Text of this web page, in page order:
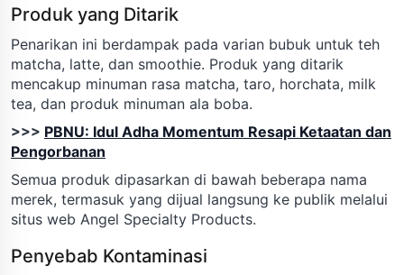
Produk yang Ditarik
Penarikan ini berdampak pada varian bubuk untuk teh
matcha, latte, dan smoothie. Produk yang ditarik
mencakup minuman rasa matcha, taro, horchata, milk
tea, dan produk minuman ala boba.
>>> PBNU: Idul Adha Momentum Resapi Ketaatan dan
Pengorbanan
Semua produk dipasarkan di bawah beberapa nama
merek, termasuk yang dijual langsung ke publik melalui
situs web Angel Specialty Products.
Penyebab Kontaminasi